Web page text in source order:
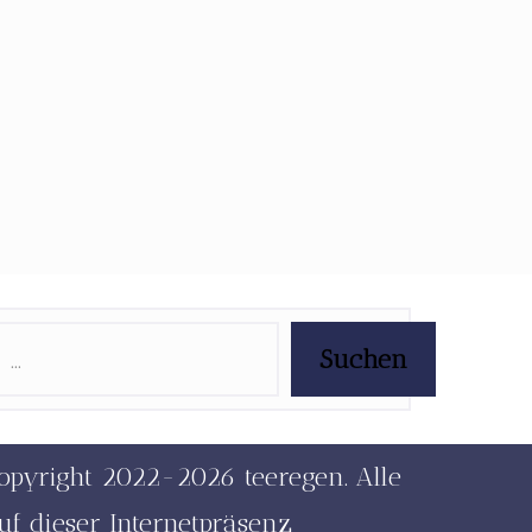
Suchen
2022-2026 teeregen. Alle
dieser Internetpräsenz